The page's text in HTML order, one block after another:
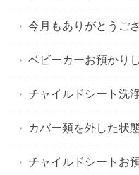
今月もありがとうご
ベビーカーお預かり
チャイルドシート洗
カバー類を外した状
チャイルドシートお